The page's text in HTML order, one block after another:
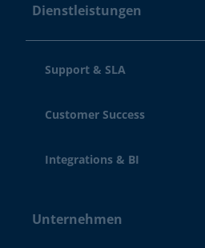
Dienstleistungen
Support & SLA
Customer Success
Integrations & BI
Unternehmen